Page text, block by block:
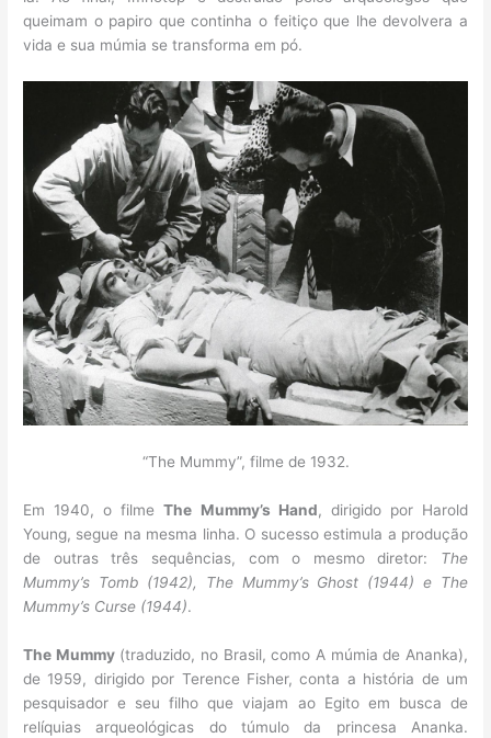
queimam o papiro que continha o feitiço que lhe devolvera a
vida e sua múmia se transforma em pó.
“The Mummy”, filme de 1932.
Em 1940, o filmeThe Mummy’s Hand, dirigido por Harold
Young, segue na mesma linha. O sucesso estimula a produção
de outras três sequências, com o mesmo diretor: The
Mummy’s Tomb (1942), The Mummy’s Ghost (1944) e The
Mummy’s Curse (1944).
The Mummy(traduzido, no Brasil, como A múmia de Ananka),
de 1959, dirigido por Terence Fisher, conta a história de um
pesquisador e seu filho que viajam ao Egito em busca de
relíquias arqueológicas do túmulo da princesa Ananka.